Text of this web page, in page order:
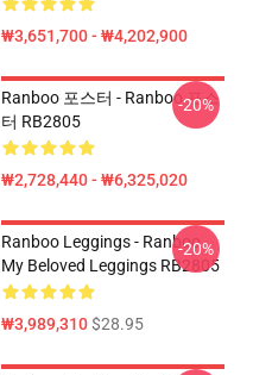
₩3,651,700 - ₩4,202,900
Ranboo 포스터 - Ranboo 포스
터 RB2805
₩2,728,440 - ₩6,325,020
-20%
Ranboo Leggings - Ranboo
My Beloved Leggings RB2805
₩3,989,310$28.95
-20%